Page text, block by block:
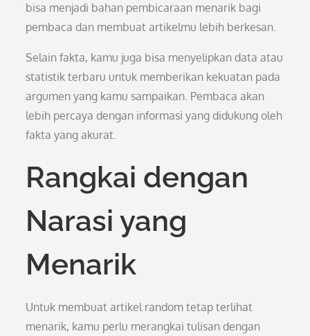
bisa menjadi bahan pembicaraan menarik bagi
pembaca dan membuat artikelmu lebih berkesan.
Selain fakta, kamu juga bisa menyelipkan data atau
statistik terbaru untuk memberikan kekuatan pada
argumen yang kamu sampaikan. Pembaca akan
lebih percaya dengan informasi yang didukung oleh
fakta yang akurat.
Rangkai dengan
Narasi yang
Menarik
Untuk membuat artikel random tetap terlihat
menarik, kamu perlu merangkai tulisan dengan